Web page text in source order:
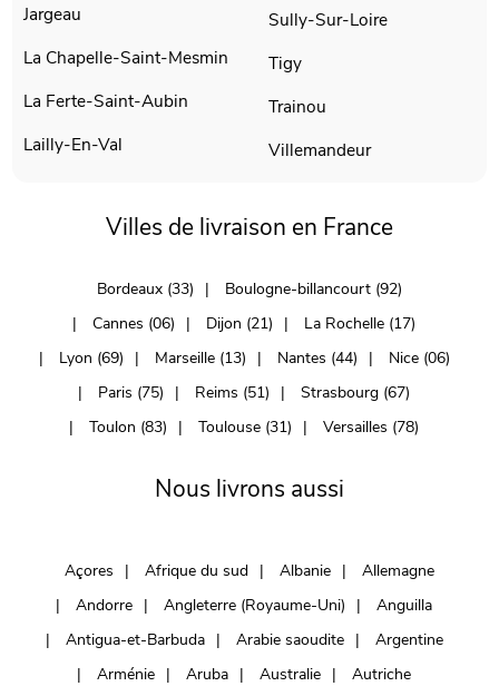
Jargeau
La Chapelle-Saint-Mesmin
La Ferte-Saint-Aubin
Lailly-En-Val
Sully-Sur-Loire
Tigy
Trainou
Villemandeur
Villes de livraison en France
Bordeaux (33)
Boulogne-billancourt (92)
Cannes (06)
Dijon (21)
La Rochelle (17)
Lyon (69)
Marseille (13) Nantes (44)
Nice (06)
Paris (75)
Reims (51)
Strasbourg (67)
Toulon (83)
Toulouse (31) Versailles (78)
Nous livrons aussi
Açores Afrique du sud Albanie
Allemagne
Andorre
Angleterre (Royaume-Uni)
Anguilla
Antigua-et-Barbuda
Arabie saoudite
Argentine
Arménie
Aruba Australie
Autriche